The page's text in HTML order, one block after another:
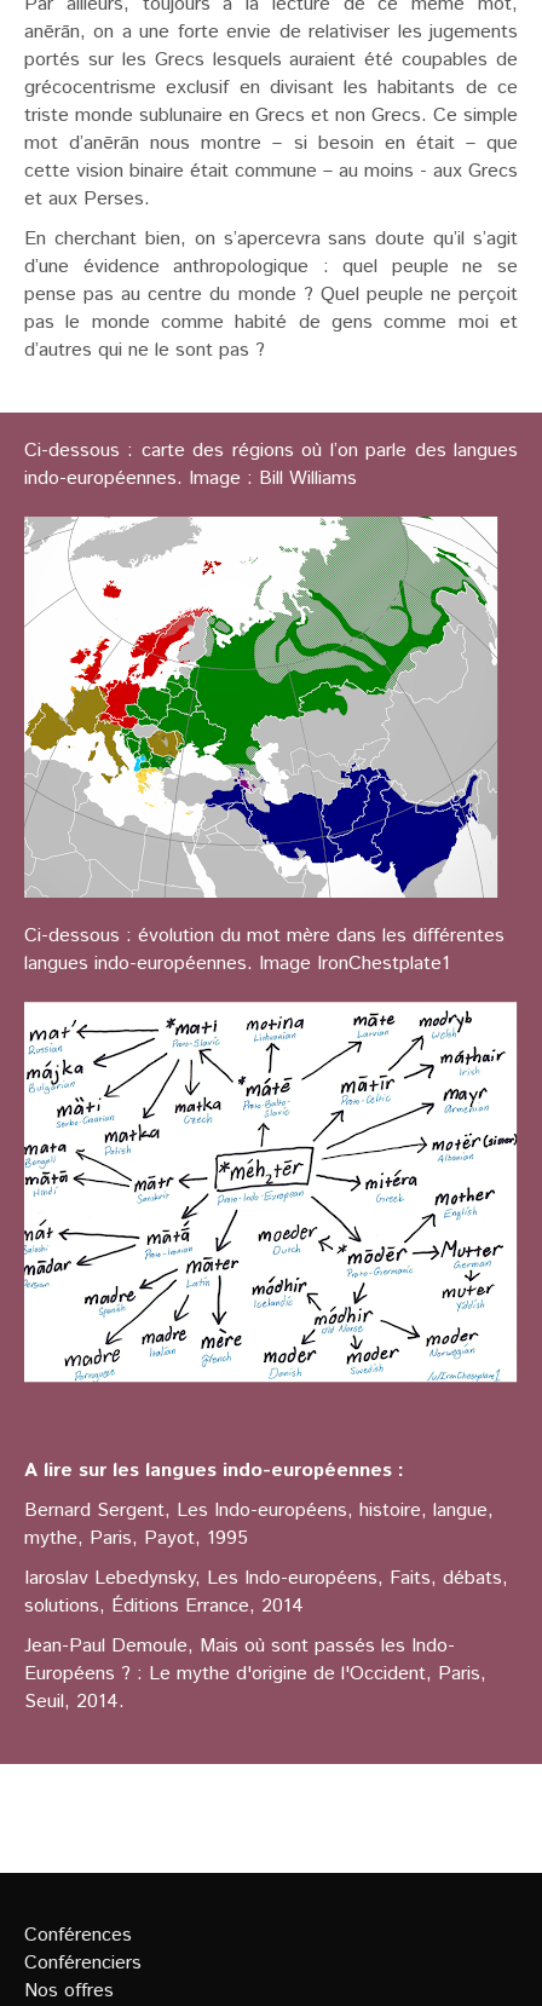
anērān, on a une forte envie de relativiser les jugements
portés sur les Grecs lesquels auraient été coupables de
grécocentrisme exclusif en divisant les habitants de ce
triste monde sublunaire en Grecs et non Grecs. Ce simple
mot d’anērān nous montre – si besoin en était – que
cette vision binaire était commune – au moins - aux Grecs
et aux Perses.
En cherchant bien, on s’apercevra sans doute qu’il s’agit
d’une évidence anthropologique : quel peuple ne se
pense pas au centre du monde ? Quel peuple ne perçoit
pas le monde comme habité de gens comme moi et
d’autres qui ne le sont pas ?
Ci-dessous : carte des régions où l’on parle des langues
indo-européennes. Image : Bill Williams
Ci-dessous : évolution du mot mère dans les différentes
langues indo-européennes. Image IronChestplate1
A lire sur les langues indo-européennes :
Bernard Sergent, Les Indo-européens, histoire, langue,
mythe, Paris, Payot, 1995
Iaroslav Lebedynsky, Les Indo-européens, Faits, débats,
solutions, Éditions Errance, 2014
Jean-Paul Demoule, Mais où sont passés les Indo-
Européens ? : Le mythe d'origine de l'Occident, Paris,
Seuil, 2014.
Conférences
Conférenciers
Nos offres